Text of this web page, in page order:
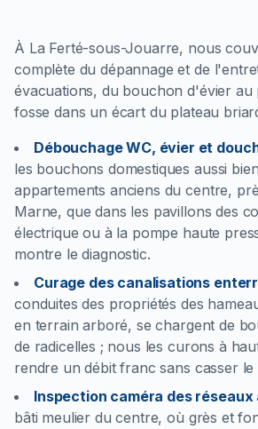
À La Ferté-sous-Jouarre, nous
complète du dépannage et de
évacuations, du bouchon d'évier au
fosse dans un écart du plateau
Débouchage WC, évier et
les bouchons domestiques aussi
appartements anciens du centre,
Marne, que dans les pavillons des
électrique ou à la pompe haute
montre le diagnostic.
Curage des canalisations
conduites des propriétés des
en terrain arboré, se chargent de
de radicelles ; nous les curons à
rendre un débit franc sans casser le
Inspection caméra des réseaux
bâti meulier du centre, où grès et